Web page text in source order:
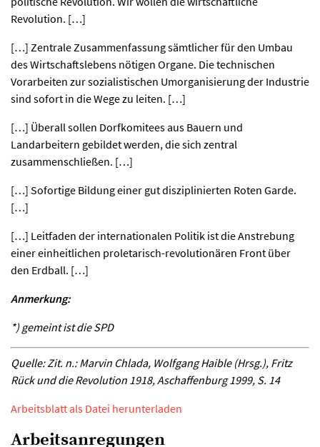
Revolution. […]
[…] Zentrale Zusammenfassung sämtlicher für den Umbau
des Wirtschaftslebens nötigen Organe. Die technischen
Vorarbeiten zur sozialistischen Umorganisierung der Industrie
sind sofort in die Wege zu leiten. […]
[…] Überall sollen Dorfkomitees aus Bauern und
Landarbeitern gebildet werden, die sich zentral
zusammenschließen. […]
[…] Sofortige Bildung einer gut disziplinierten Roten Garde.
[…]
[…] Leitfaden der internationalen Politik ist die Anstrebung
einer einheitlichen proletarisch-revolutionären Front über
den Erdball. […]
Anmerkung:
*) gemeint ist die SPD
Quelle: Zit. n.: Marvin Chlada, Wolfgang Haible (Hrsg.), Fritz
Rück und die Revolution 1918, Aschaffenburg 1999, S. 14
Arbeitsblatt als Datei herunterladen
Arbeitsanregungen